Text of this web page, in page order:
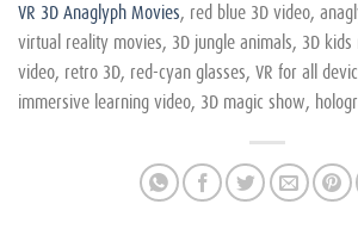
VR 3D Anaglyph Movies, red blue 3D video,
virtual reality movies, 3D jungle animals, 3D kids
video, retro 3D, red-cyan glasses, VR for all
immersive learning video, 3D magic show,